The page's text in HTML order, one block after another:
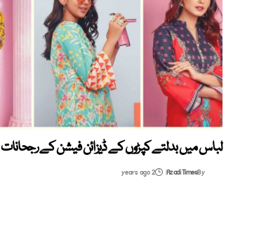
لباس میں بدلتے کپڑوں کے ڈیزائن فیشن کے رجحانات
By
Azadi Times
2 years ago